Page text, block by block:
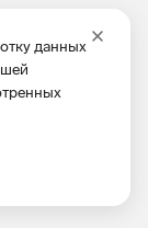
данных